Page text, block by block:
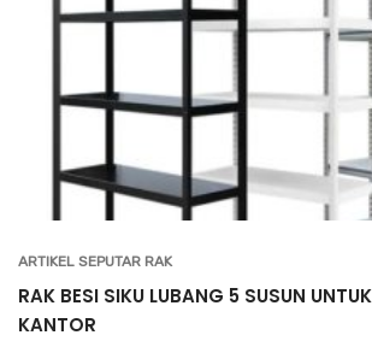
ARTIKEL SEPUTAR RAK
RAK BESI SIKU LUBANG 5 SUSUN
KANTOR